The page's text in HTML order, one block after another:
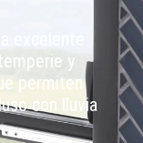
excelente
y
permiten
con lluvia